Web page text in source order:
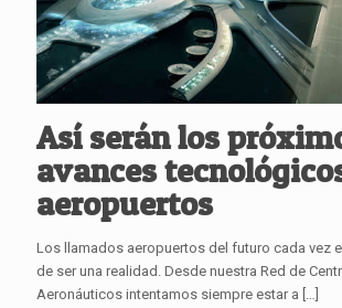
Así serán los
avances
aeropuertos
Los llamados aeropuertos del futuro cada vez
de ser una realidad. Desde nuestra Red de
Aeronáuticos intentamos siempre estar a